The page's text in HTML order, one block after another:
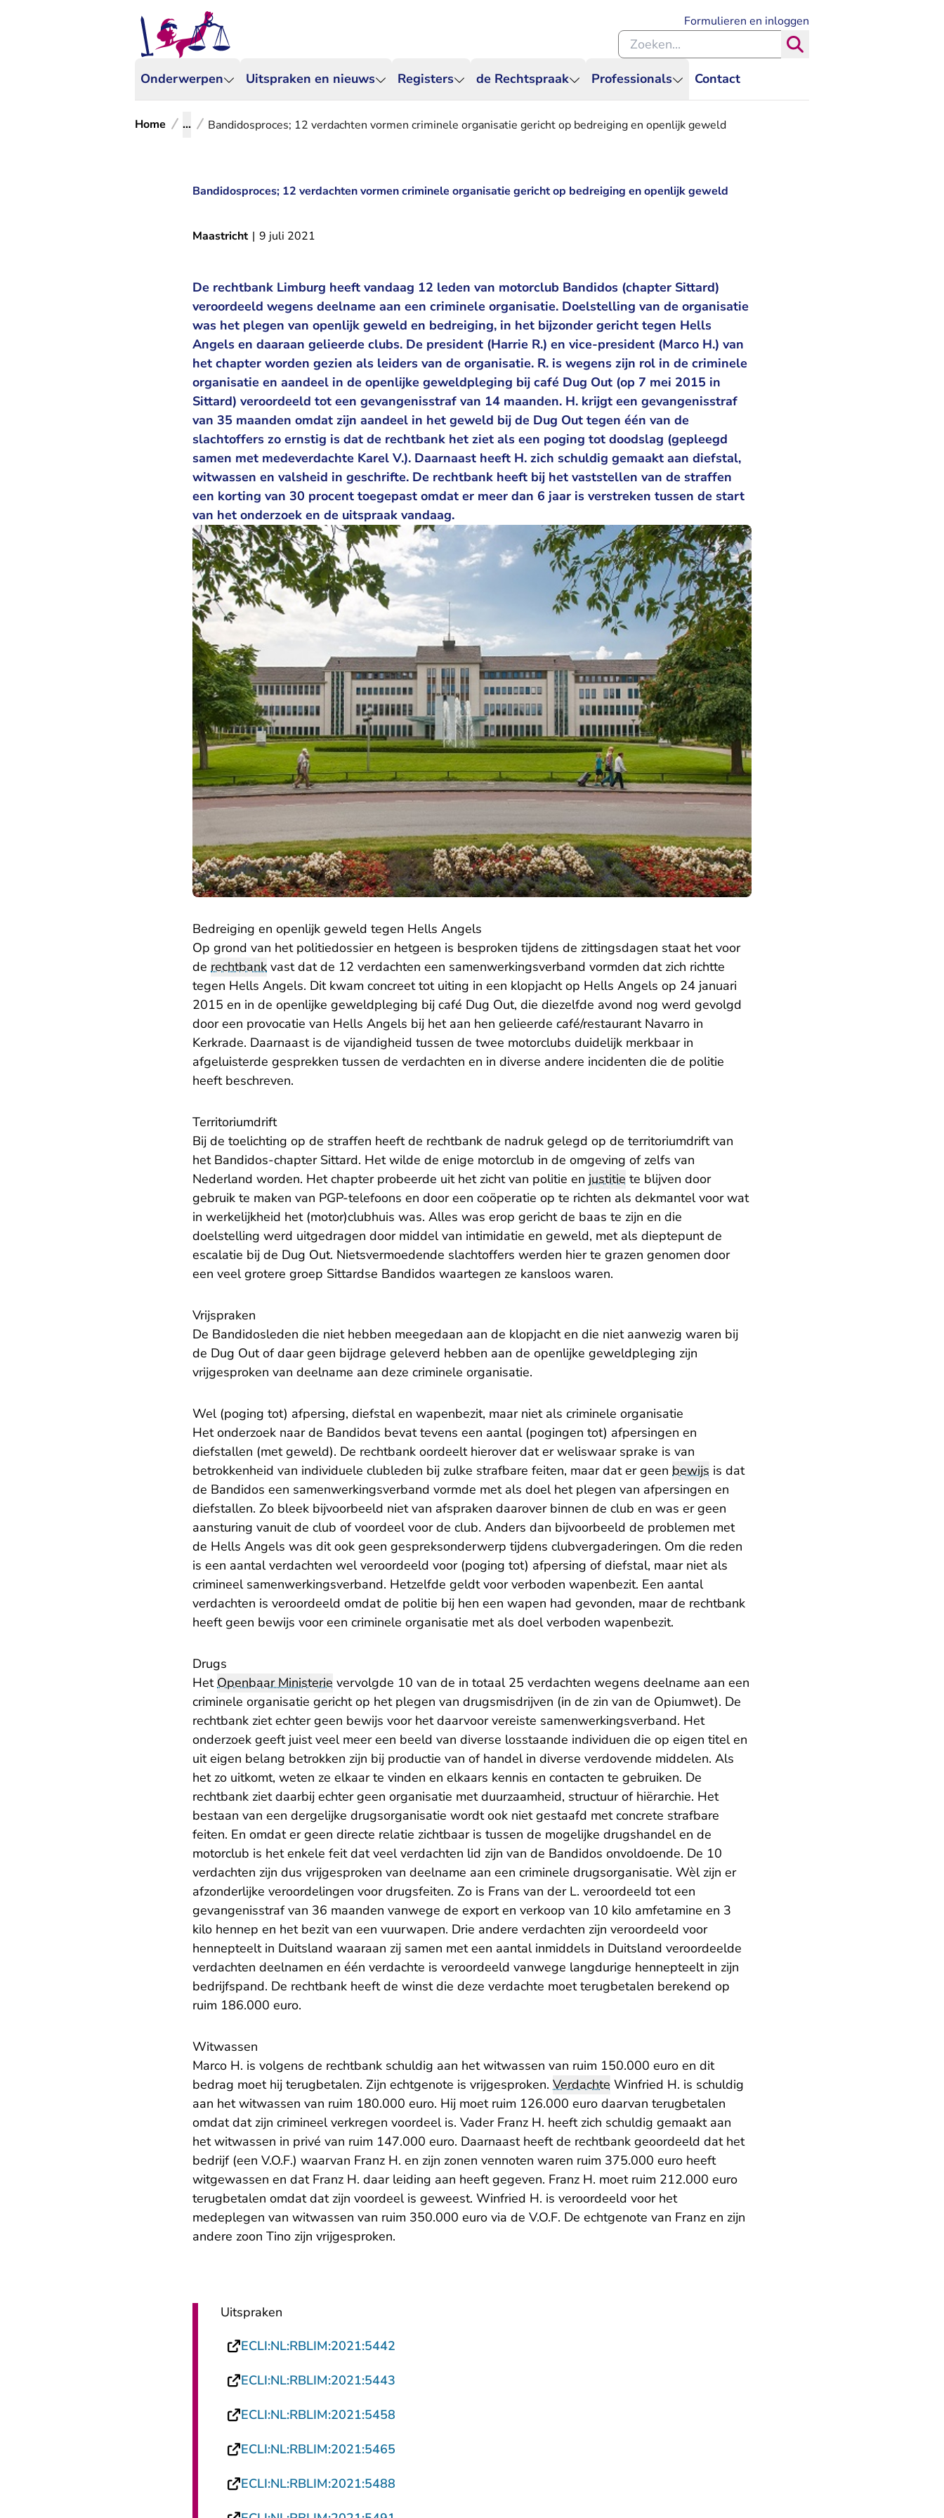
Onderwerpen Uitspraken en nieuws Registers de Rechtspraak Professionals Contact
Formulieren en inloggen
Zoeken binnen de Rechtspraak
Home ... Bandidosproces; 12 verdachten vormen criminele organisatie gericht op bedreiging en openlijk geweld
Bandidosproces; 12 verdachten vormen criminele organisatie gericht op bedreiging en openlijk geweld
Maastricht | 9 juli 2021
De rechtbank Limburg heeft vandaag 12 leden van motorclub Bandidos (chapter Sittard)
veroordeeld wegens deelname aan een criminele organisatie. Doelstelling van de organisatie
was het plegen van openlijk geweld en bedreiging, in het bijzonder gericht tegen Hells
Angels en daaraan gelieerde clubs. De president (Harrie R.) en vice-president (Marco H.) van
het chapter worden gezien als leiders van de organisatie. R. is wegens zijn rol in de criminele
organisatie en aandeel in de openlijke geweldpleging bij café Dug Out (op 7 mei 2015 in
Sittard) veroordeeld tot een gevangenisstraf van 14 maanden. H. krijgt een gevangenisstraf
van 35 maanden omdat zijn aandeel in het geweld bij de Dug Out tegen één van de
slachtoffers zo ernstig is dat de rechtbank het ziet als een poging tot doodslag (gepleegd
samen met medeverdachte Karel V.). Daarnaast heeft H. zich schuldig gemaakt aan diefstal,
witwassen en valsheid in geschrifte. De rechtbank heeft bij het vaststellen van de straffen
een korting van 30 procent toegepast omdat er meer dan 6 jaar is verstreken tussen de start
van het onderzoek en de uitspraak vandaag.
Bedreiging en openlijk geweld tegen Hells Angels
Op grond van het politiedossier en hetgeen is besproken tijdens de zittingsdagen staat het voor
de rechtbank vast dat de 12 verdachten een samenwerkingsverband vormden dat zich richtte
tegen Hells Angels. Dit kwam concreet tot uiting in een klopjacht op Hells Angels op 24 januari
2015 en in de openlijke geweldpleging bij café Dug Out, die diezelfde avond nog werd gevolgd
door een provocatie van Hells Angels bij het aan hen gelieerde café/restaurant Navarro in
Kerkrade. Daarnaast is de vijandigheid tussen de twee motorclubs duidelijk merkbaar in
afgeluisterde gesprekken tussen de verdachten en in diverse andere incidenten die de politie
heeft beschreven.
Territoriumdrift
Bij de toelichting op de straffen heeft de rechtbank de nadruk gelegd op de territoriumdrift van
het Bandidos-chapter Sittard. Het wilde de enige motorclub in de omgeving of zelfs van
Nederland worden. Het chapter probeerde uit het zicht van politie en justitie te blijven door
gebruik te maken van PGP-telefoons en door een coöperatie op te richten als dekmantel voor wat
in werkelijkheid het (motor)clubhuis was. Alles was erop gericht de baas te zijn en die
doelstelling werd uitgedragen door middel van intimidatie en geweld, met als dieptepunt de
escalatie bij de Dug Out. Nietsvermoedende slachtoffers werden hier te grazen genomen door
een veel grotere groep Sittardse Bandidos waartegen ze kansloos waren.
Vrijspraken
De Bandidosleden die niet hebben meegedaan aan de klopjacht en die niet aanwezig waren bij
de Dug Out of daar geen bijdrage geleverd hebben aan de openlijke geweldpleging zijn
vrijgesproken van deelname aan deze criminele organisatie.
Wel (poging tot) afpersing, diefstal en wapenbezit, maar niet als criminele organisatie
Het onderzoek naar de Bandidos bevat tevens een aantal (pogingen tot) afpersingen en
diefstallen (met geweld). De rechtbank oordeelt hierover dat er weliswaar sprake is van
betrokkenheid van individuele clubleden bij zulke strafbare feiten, maar dat er geen bewijs is dat
de Bandidos een samenwerkingsverband vormde met als doel het plegen van afpersingen en
diefstallen. Zo bleek bijvoorbeeld niet van afspraken daarover binnen de club en was er geen
aansturing vanuit de club of voordeel voor de club. Anders dan bijvoorbeeld de problemen met
de Hells Angels was dit ook geen gespreksonderwerp tijdens clubvergaderingen. Om die reden
is een aantal verdachten wel veroordeeld voor (poging tot) afpersing of diefstal, maar niet als
crimineel samenwerkingsverband. Hetzelfde geldt voor verboden wapenbezit. Een aantal
verdachten is veroordeeld omdat de politie bij hen een wapen had gevonden, maar de rechtbank
heeft geen bewijs voor een criminele organisatie met als doel verboden wapenbezit.
Drugs
HetOpenbaar Ministerie vervolgde 10 van de in totaal 25 verdachten wegens deelname aan een
criminele organisatie gericht op het plegen van drugsmisdrijven (in de zin van de Opiumwet). De
rechtbank ziet echter geen bewijs voor het daarvoor vereiste samenwerkingsverband. Het
onderzoek geeft juist veel meer een beeld van diverse losstaande individuen die op eigen titel en
uit eigen belang betrokken zijn bij productie van of handel in diverse verdovende middelen. Als
het zo uitkomt, weten ze elkaar te vinden en elkaars kennis en contacten te gebruiken. De
rechtbank ziet daarbij echter geen organisatie met duurzaamheid, structuur of hiërarchie. Het
bestaan van een dergelijke drugsorganisatie wordt ook niet gestaafd met concrete strafbare
feiten. En omdat er geen directe relatie zichtbaar is tussen de mogelijke drugshandel en de
motorclub is het enkele feit dat veel verdachten lid zijn van de Bandidos onvoldoende. De 10
verdachten zijn dus vrijgesproken van deelname aan een criminele drugsorganisatie. Wèl zijn er
afzonderlijke veroordelingen voor drugsfeiten. Zo is Frans van der L. veroordeeld tot een
gevangenisstraf van 36 maanden vanwege de export en verkoop van 10 kilo amfetamine en 3
kilo hennep en het bezit van een vuurwapen. Drie andere verdachten zijn veroordeeld voor
hennepteelt in Duitsland waaraan zij samen met een aantal inmiddels in Duitsland veroordeelde
verdachten deelnamen en één verdachte is veroordeeld vanwege langdurige hennepteelt in zijn
bedrijfspand. De rechtbank heeft de winst die deze verdachte moet terugbetalen berekend op
ruim 186.000 euro.
Witwassen
Marco H. is volgens de rechtbank schuldig aan het witwassen van ruim 150.000 euro en dit
bedrag moet hij terugbetalen. Zijn echtgenote is vrijgesproken. Verdachte Winfried H. is schuldig
aan het witwassen van ruim 180.000 euro. Hij moet ruim 126.000 euro daarvan terugbetalen
omdat dat zijn crimineel verkregen voordeel is. Vader Franz H. heeft zich schuldig gemaakt aan
het witwassen in privé van ruim 147.000 euro. Daarnaast heeft de rechtbank geoordeeld dat het
bedrijf (een V.O.F.) waarvan Franz H. en zijn zonen vennoten waren ruim 375.000 euro heeft
witgewassen en dat Franz H. daar leiding aan heeft gegeven. Franz H. moet ruim 212.000 euro
terugbetalen omdat dat zijn voordeel is geweest. Winfried H. is veroordeeld voor het
medeplegen van witwassen van ruim 350.000 euro via de V.O.F. De echtgenote van Franz en zijn
andere zoon Tino zijn vrijgesproken.
Uitspraken
ECLI:NL:RBLIM:2021:5442
ECLI:NL:RBLIM:2021:5443
ECLI:NL:RBLIM:2021:5458
ECLI:NL:RBLIM:2021:5465
ECLI:NL:RBLIM:2021:5488